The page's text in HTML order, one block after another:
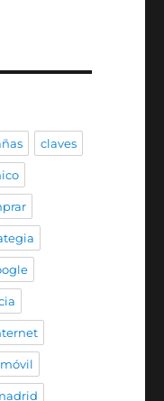
claves